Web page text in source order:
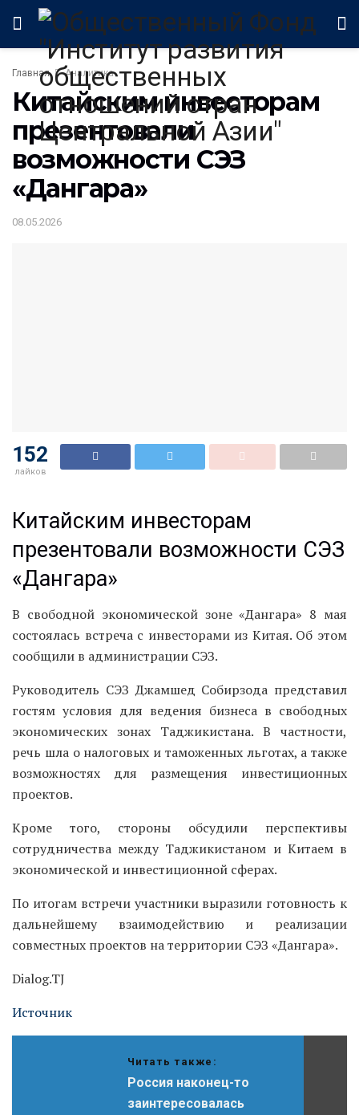
Главная Аналитика
Китайским инвесторам
презентовали
возможности СЭЗ
«Дангара»
08.05.2026
152
лайков
Китайским инвесторам
презентовали возможности СЭЗ
«Дангара»
В свободной экономической зоне «Дангара» 8 мая
состоялась встреча с инвесторами из Китая. Об этом
сообщили в администрации СЭЗ.
Руководитель СЭЗ Джамшед Собирзода представил
гостям условия для ведения бизнеса в свободных
экономических зонах Таджикистана. В частности,
речь шла о налоговых и таможенных льготах, а также
возможностях для размещения инвестиционных
проектов.
Кроме того, стороны обсудили перспективы
сотрудничества между Таджикистаном и Китаем в
экономической и инвестиционной сферах.
По итогам встречи участники выразили готовность к
дальнейшему взаимодействию и реализации
совместных проектов на территории СЭЗ «Дангара».
Dialog.TJ
Источник
Читать также:
Россия наконец-то
заинтересовалась